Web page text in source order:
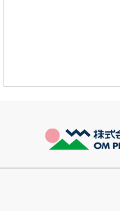
このブログで、き
のかって？ それは